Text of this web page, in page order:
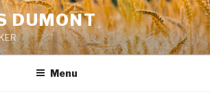
DUMONT
Menu